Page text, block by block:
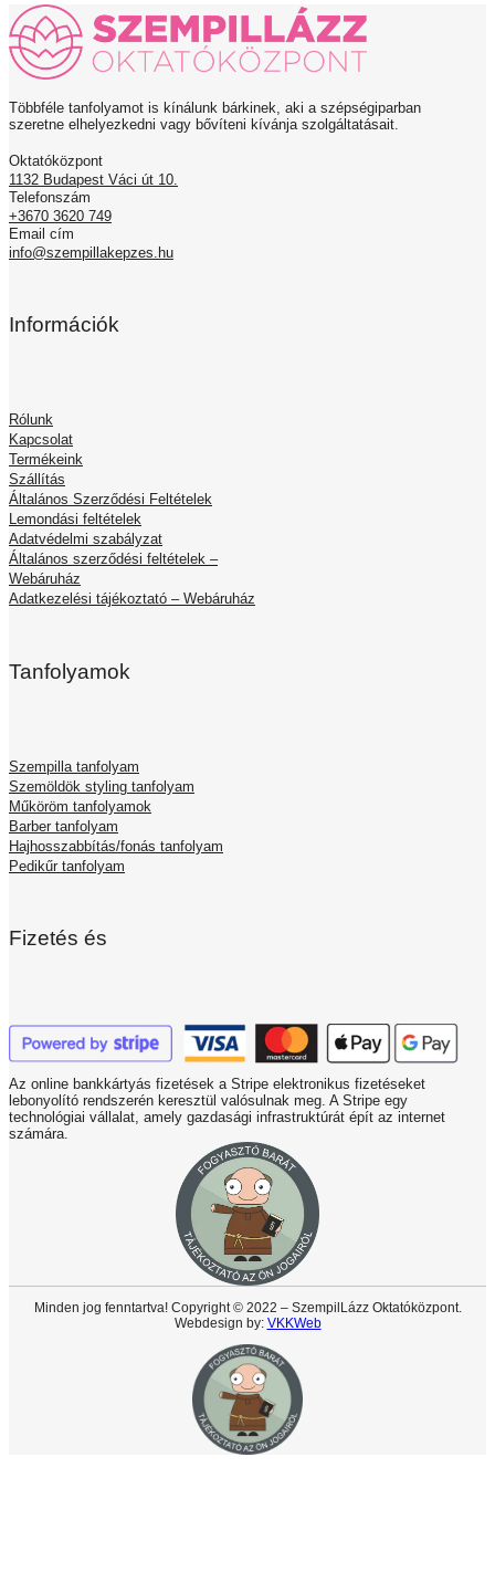
terméknek
több
variációja
van.
változatok
a
választhatók
ki
Többféle tanfolyamot is kínálunk bárkinek, aki a szépségiparban
szeretne elhelyezkedni vagy bővíteni kívánja szolgáltatásait.
Oktatóközpont
1132 Budapest Váci út 10.
Telefonszám
+3670 3620 749
Email cím
info@szempillakepzes.hu
Információk
Rólunk
Kapcsolat
Termékeink
Szállítás
Általános Szerződési Feltételek
Lemondási feltételek
Adatvédelmi szabályzat
Általános szerződési feltételek –
Webáruház
Adatkezelési tájékoztató – Webáruház
Tanfolyamok
Szempilla tanfolyam
Szemöldök styling tanfolyam
Műköröm tanfolyamok
Barber tanfolyam
Hajhosszabbítás/fonás tanfolyam
Pedikűr tanfolyam
Fizetés és
Az online bankkártyás fizetések a Stripe elektronikus fizetéseket
lebonyolító rendszerén keresztül valósulnak meg. A Stripe egy
technológiai vállalat, amely gazdasági infrastruktúrát épít az internet
számára.
Minden jog fenntartva! Copyright © 2022 – SzempilLázz Oktatóközpont.
Webdesign by: VKKWeb